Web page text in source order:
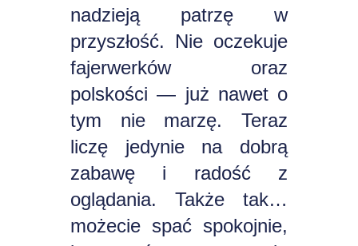
nadzieją patrzę w
przyszłość. Nie oczekuje
fajerwerków oraz
polskości — już nawet o
tym nie marzę. Teraz
liczę jedynie na dobrą
zabawę i radość z
oglądania. Także tak…
możecie spać spokojnie,